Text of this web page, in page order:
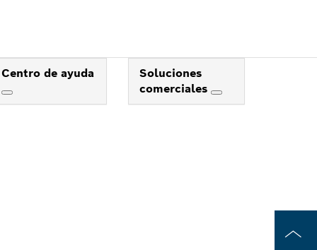
Centro de ayuda
Soluciones
comerciales